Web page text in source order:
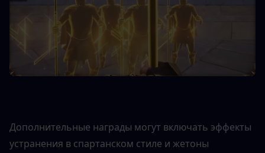
Дополнительные награды могут включать эффекты
устранения в спартанском стиле и жетоны